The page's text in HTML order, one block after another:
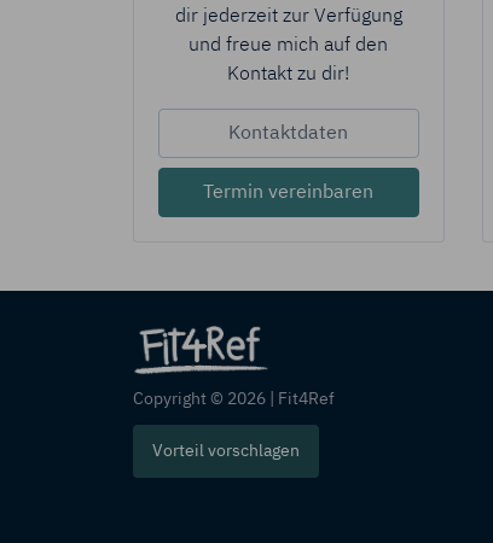
dir jederzeit zur Verfügung
und freue mich auf den
Kontakt zu dir!
Kontaktdaten
Termin vereinbaren
Copyright © 2026 | Fit4Ref
Vorteil vorschlagen